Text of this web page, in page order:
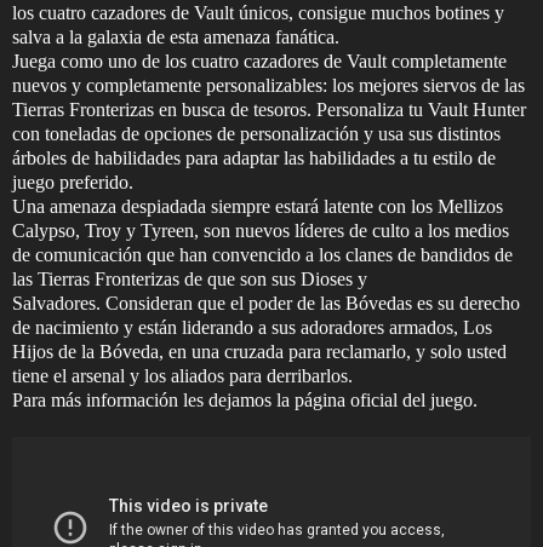
los cuatro cazadores de Vault únicos, consigue muchos botines y
salva a la galaxia de esta amenaza fanática.
Juega como uno de los cuatro cazadores de Vault completamente
nuevos y completamente personalizables: los mejores siervos de las
Tierras Fronterizas en busca de tesoros. Personaliza tu Vault Hunter
con toneladas de opciones de personalización y usa sus distintos
árboles de habilidades para adaptar las habilidades a tu estilo de
juego preferido.
Una amenaza despiadada siempre estará latente con los Mellizos
Calypso, Troy y Tyreen, son nuevos líderes de culto a los medios
de comunicación que han convencido a los clanes de bandidos de
las Tierras Fronterizas de que son sus Dioses y
Salvadores. Consideran que el poder de las Bóvedas es su derecho
de nacimiento y están liderando a sus adoradores armados, Los
Hijos de la Bóveda, en una cruzada para reclamarlo, y solo usted
tiene el arsenal y los aliados para derribarlos.
Para más información les dejamos la página oficial del juego.